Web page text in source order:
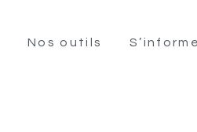
Nos outils